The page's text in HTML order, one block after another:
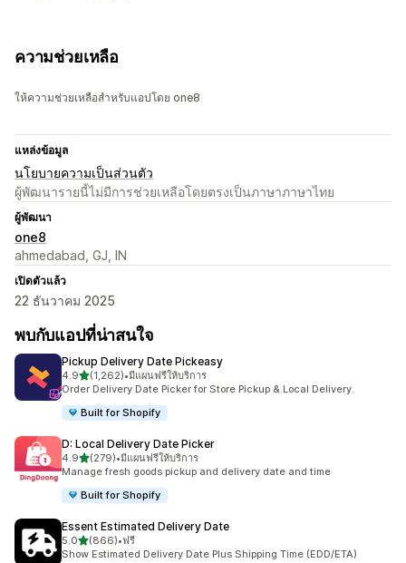
ความช่วยเหลือ
ให้ความช่วยเหลือสำหรับแอปโดย one8
แหล่งข้อมูล
นโยบายความเป็นส่วนตัว
ผู้พัฒนารายนี้ไม่มีการช่วยเหลือโดยตรงเป็นภาษาภาษาไทย
ผู้พัฒนา
one8
ahmedabad, GJ, IN
เปิดตัวแล้ว
22 ธันวาคม 2025
พบกับแอปที่น่าสนใจ
Pickup Delivery Date Pickeasy
4.9เต็ม 5 ดาว
(1,262)
ทั้งหมด 1262 รีวิว
•มีแผนฟรีให้บริการ
Order Delivery Date Picker for Store Pickup & Local Delivery.
Built for Shopify
D: Local Delivery Date Picker
4.9เต็ม 5 ดาว
(279)
ทั้งหมด 279 รีวิว
•มีแผนฟรีให้บริการ
Manage fresh goods pickup and delivery date and time
Built for Shopify
Essent Estimated Delivery Date
5.0เต็ม 5 ดาว
(866)
ทั้งหมด 866 รีวิว
•ฟรี
Show Estimated Delivery Date Plus Shipping Time (EDD/ETA)